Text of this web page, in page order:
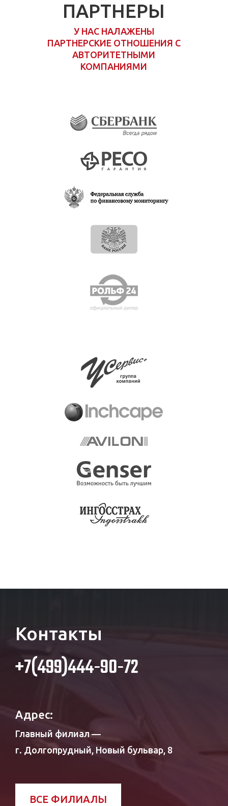
ПАРТНЕРЫ
У НАС НАЛАЖЕНЫ
ПАРТНЕРСКИЕ ОТНОШЕНИЯ С
АВТОРИТЕТНЫМИ
КОМПАНИЯМИ
Контакты
+7(499)444-90-72
Адрес:
Главный филиал —
г. Долгопрудный, Новый бульвар, 8
ВСЕ ФИЛИАЛЫ